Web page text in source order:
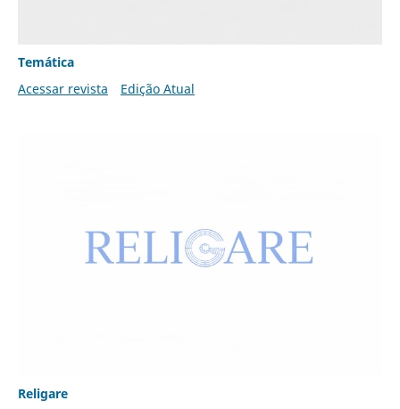
Temática
Acessar revista
Edição Atual
Religare